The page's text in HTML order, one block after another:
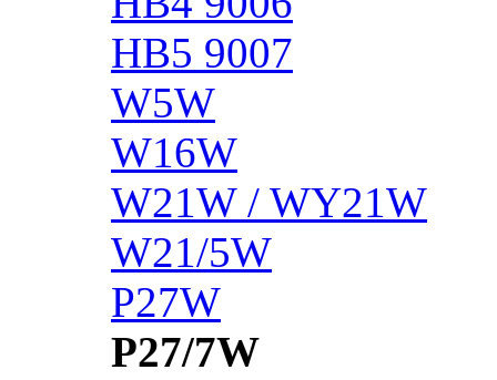
HB5 9007
W5W
W16W
W21W / WY21W
W21/5W
P27W
P27/7W